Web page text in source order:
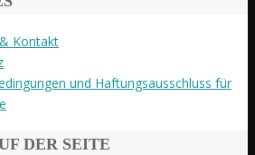
Kontakt
und Haftungsausschluss für
DER SEITE